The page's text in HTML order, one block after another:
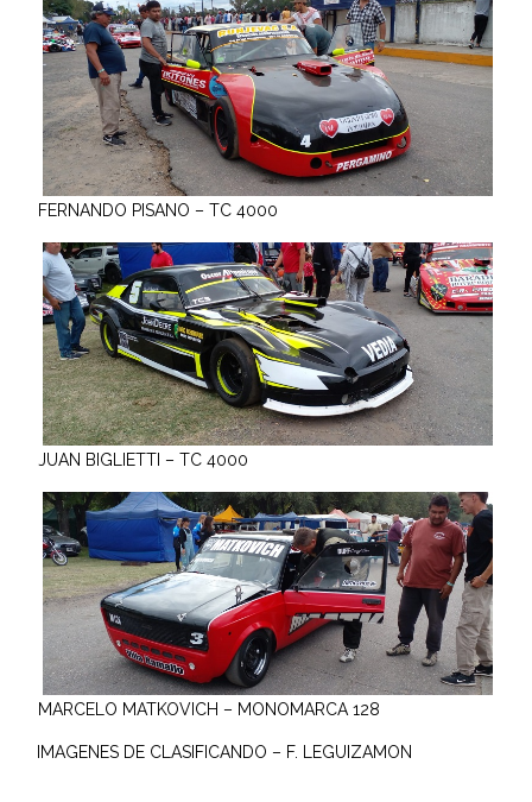
FERNANDO PISANO – TC 4000
JUAN BIGLIETTI – TC 4000
MARCELO MATKOVICH – MONOMARCA 128
IMAGENES DE CLASIFICANDO – F. LEGUIZAMON